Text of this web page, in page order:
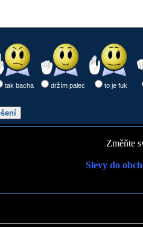
tak bacha držím palec
to je fuk
Změňte
Slevy do